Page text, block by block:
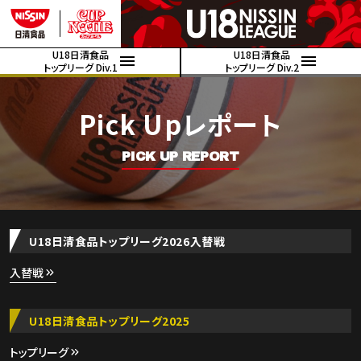
U18日清食品
トップリーグ Div.1
U18日清食品
トップリーグ Div.2
Pick Upレポート
PICK UP REPORT
U18日清食品トップリーグ2026入替戦
入替戦
U18日清食品トップリーグ2025
トップリーグ